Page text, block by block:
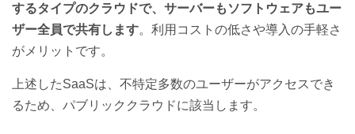
するタイプのクラウドで、サーバーもソフトウェアもユー
ザー全員で共有します。利用コストの低さや導入の手軽さ
がメリットです。
上述したSaaSは、不特定多数のユーザーがアクセスでき
るため、パブリッククラウドに該当します。